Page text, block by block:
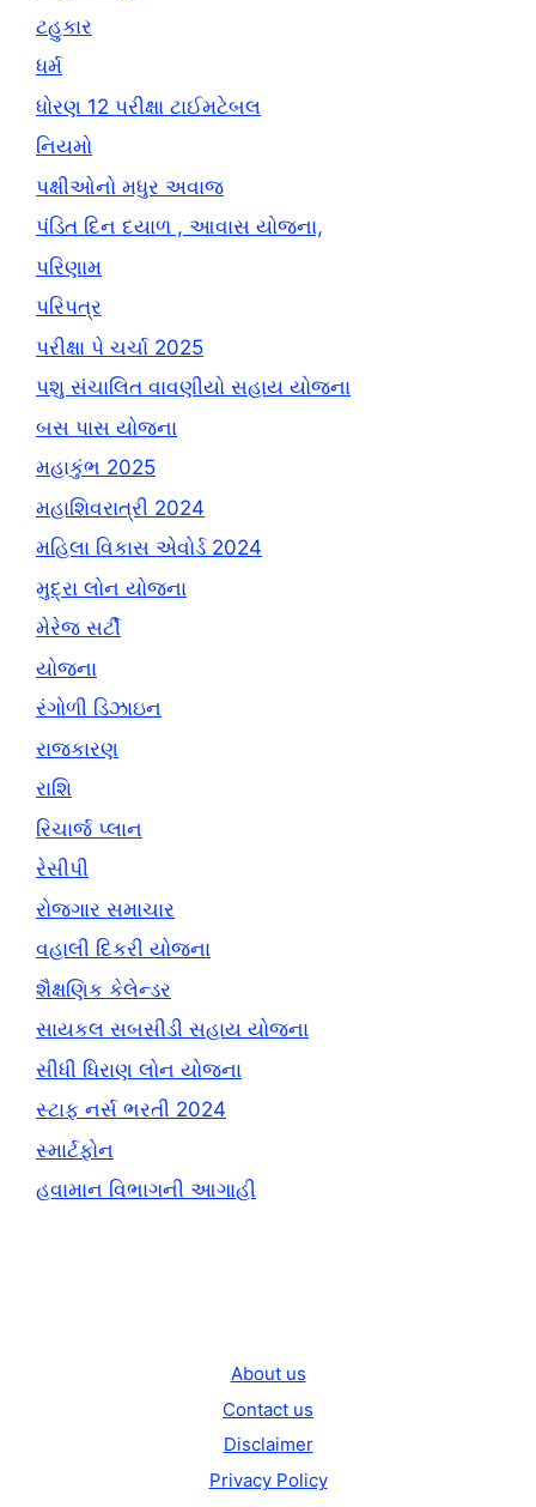
ટહુકાર
ધર્મ
ધોરણ 12 પરીક્ષા ટાઈમટેબલ
નિયમો
પક્ષીઓનો મધુર અવાજ
પંડિત દિન દયાળ , આવાસ યોજના,
પરિણામ
પરિપત્ર
પરીક્ષા પે ચર્ચા 2025
પશુ સંચાલિત વાવણીયો સહાય યોજના
બસ પાસ યોજના
મહાકુંભ 2025
મહાશિવરાત્રી 2024
મહિલા વિકાસ એવોર્ડ 2024
મુદ્રા લોન યોજના
મેરેજ સર્ટી
યોજના
રંગોળી ડિઝાઇન
રાજકારણ
રાશિ
રિચાર્જ પ્લાન
રેસીપી
રોજગાર સમાચાર
વહાલી દિકરી યોજના
શૈક્ષણિક કેલેન્ડર
સાયકલ સબસીડી સહાય યોજના
સીધી ધિરાણ લોન યોજના
સ્ટાફ નર્સ ભરતી 2024
સ્માર્ટફોન
હવામાન વિભાગની આગાહી
About us
Contact us
Disclaimer
Privacy Policy